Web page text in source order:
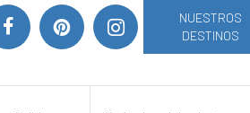
NUESTROS
DESTINOS